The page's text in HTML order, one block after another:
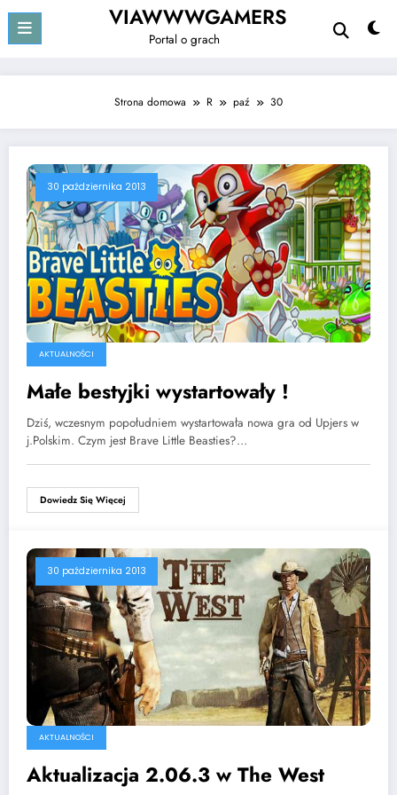
treści
VIAWWWGAMERS
Portal o grach
Strona domowa R paź 30
30 października 2013
AKTUALNOŚCI
Małe bestyjki wystartowały !
Dziś, wczesnym popołudniem wystartowała nowa gra od Upjers w
j.Polskim. Czym jest Brave Little Beasties?…
Dowiedz Się Więcej
30 października 2013
AKTUALNOŚCI
Aktualizacja 2.06.3 w The West